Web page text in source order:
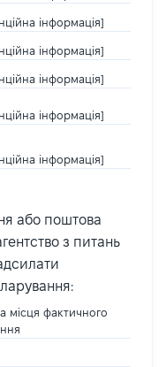
інформація]
інформація]
інформація]
інформація]
інформація]
або поштова
з питань
місця фактичного